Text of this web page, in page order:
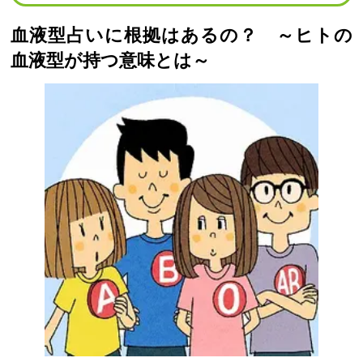
血液型占いに根拠はあるの？ ～ヒトの
血液型が持つ意味とは～